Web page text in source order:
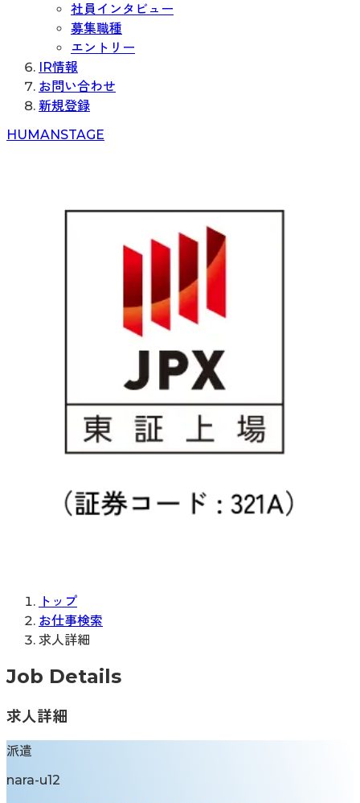
社員インタビュー
募集職種
エントリー
IR情報
お問い合わせ
新規登録
HUMANSTAGE
トップ
お仕事検索
求人詳細
Job Details
求人詳細
派遣
nara-u12